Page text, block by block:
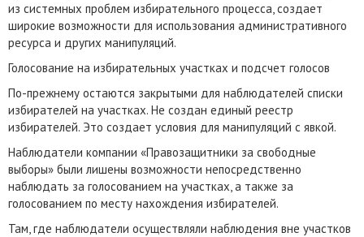
из системных проблем избирательного процесса, создает
широкие возможности для использования административного
ресурса и других манипуляций.
Голосование на избирательных участках и подсчет голосов
По-прежнему остаются закрытыми для наблюдателей списки
избирателей на участках. Не создан единый реестр
избирателей. Это создает условия для манипуляций с явкой.
Наблюдатели компании «Правозащитники за свободные
выборы» были лишены возможности непосредственно
наблюдать за голосованием на участках, а также за
голосованием по месту нахождения избирателей.
Там, где наблюдатели осуществляли наблюдения вне участков